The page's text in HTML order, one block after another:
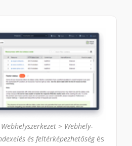
> Webhely-
és feltérképezhetőségés